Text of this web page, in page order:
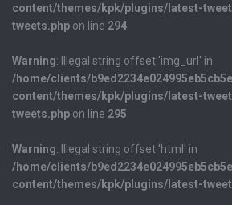
content/themes/kpk/plugins/latest-
tweets.php on line 294
Warning: Illegal string offset 'img_url' in
/home/clients/
content/themes/kpk/plugins/latest-
tweets.php on line 295
Warning: Illegal string offset 'html' in
/home/clients/
content/themes/kpk/plugins/latest-